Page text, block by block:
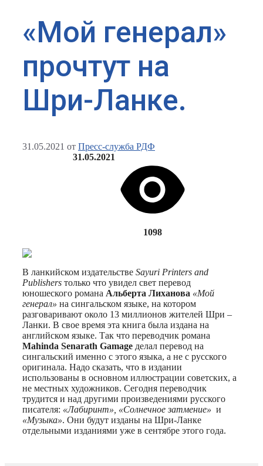
«Мой генерал»
прочтут на
Шри-Ланке.
31.05.2021 от Пресс-служба РДФ
31.05.2021
1098
В ланкийском издательстве Sayuri Printers and
Publishers только что увидел свет перевод
юношеского романа Альберта Лиханова «Мой
генерал» на сингальском языке, на котором
разговаривают около 13 миллионов жителей Шри –
Ланки. В свое время эта книга была издана на
английском языке. Так что переводчик романа
Mahinda Senarath Gamage делал перевод на
сингальский именно с этого языка, а не с русского
оригинала. Надо сказать, что в издании
использованы в основном иллюстрации советских, а
не местных художников. Сегодня переводчик
трудится и над другими произведениями русского
писателя: «Лабиринт», «Солнечное затмение» и
«Музыка». Они будут изданы на Шри-Ланке
отдельными изданиями уже в сентябре этого года.